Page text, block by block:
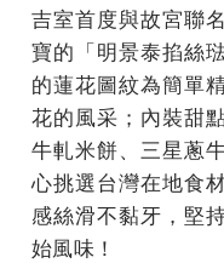
吉室首度與故宮聯
寶的「明景泰掐絲
的蓮花圖紋為簡單
花的風采； 內裝甜
牛軋米餅、三星蔥
心挑選台灣在地食
感絲滑不黏牙，堅
始風味！